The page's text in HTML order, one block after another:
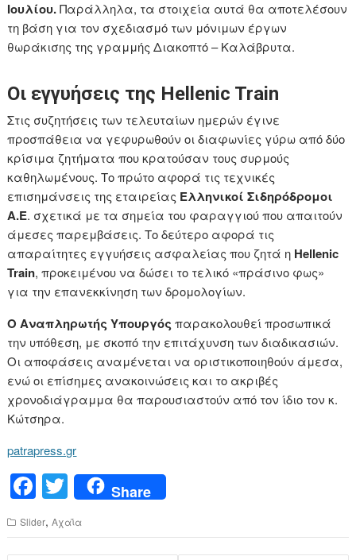
Ιουλίου.Παράλληλα, τα στοιχεία αυτά θα αποτελέσουν
τη βάση για τον σχεδιασμό των μόνιμων έργων
θωράκισης της γραμμής Διακοπτό – Καλάβρυτα.
Οι εγγυήσεις της Hellenic Train
Στις συζητήσεις των τελευταίων ημερών έγινε
προσπάθεια να γεφυρωθούν οι διαφωνίες γύρω από δύο
κρίσιμα ζητήματα που κρατούσαν τους συρμούς
καθηλωμένους. Το πρώτο αφορά τις τεχνικές
επισημάνσεις της εταιρείας Ελληνικοί Σιδηρόδρομοι
Α.Ε. σχετικά με τα σημεία του φαραγγιού που απαιτούν
άμεσες παρεμβάσεις. Το δεύτερο αφορά τις
απαραίτητες εγγυήσεις ασφαλείας που ζητά η Hellenic
Train, προκειμένου να δώσει το τελικό «πράσινο φως»
για την επανεκκίνηση των δρομολογίων.
Ο Αναπληρωτής Υπουργός παρακολουθεί προσωπικά
την υπόθεση, με σκοπό την επιτάχυνση των διαδικασιών.
Οι αποφάσεις αναμένεται να οριστικοποιηθούν άμεσα,
ενώ οι επίσημες ανακοινώσεις και το ακριβές
χρονοδιάγραμμα θα παρουσιαστούν από τον ίδιο τον κ.
Κώτσηρα.
patrapress.gr
F
a
c
T
wi
tt
Share
Slider,Αχαΐα